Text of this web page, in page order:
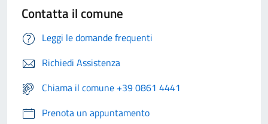
Contatta il comune
Leggi le domande frequenti
Richiedi Assistenza
Chiama il comune +39 0861 4441
Prenota un appuntamento